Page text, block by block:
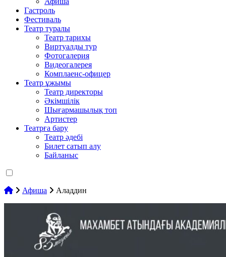
Гастроль
Фестиваль
Театр туралы
Театр тарихы
Виртуалды тур
Фотогалерия
Видеогалерея
Комплаенс-офицер
Театр ұжымы
Театр директоры
Әкімшілік
Шығармашылық топ
Артистер
Театрға бару
Театр әдебі
Билет сатып алу
Байланыс
Афиша Аладдин